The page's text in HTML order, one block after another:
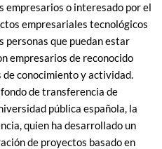
empresarios o interesado por el
empresariales tecnológicos
personas que puedan estar
empresarios de reconocido
conocimiento y actividad.
de transferencia de
pública española, la
quien ha desarrollado un
de proyectos basado en